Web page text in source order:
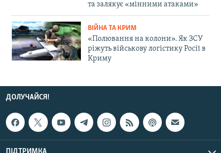
та залякує «мінними атаками»
ВІЙНА ТА КРИМ
«Полювання на колони». Як ЗСУ
ріжуть військову логістику Росії в
Криму
ДОЛУЧАЙСЯ!
ПІДТРИМКА